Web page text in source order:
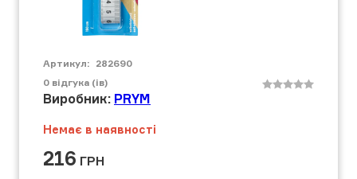
Артикул: 282690
0 відгука (ів)
Виробник: PRYM
Немає в наявності
216 ГРН